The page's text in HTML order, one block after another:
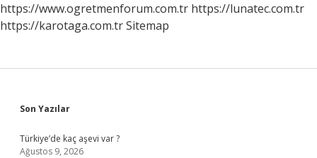
https://www.ogretmenforum.com.tr https://lunatec.com.tr
https://karotaga.com.trSitemap
Sidebar
Son Yazılar
Türkiye’de kaç aşevi var ?
Ağustos 9, 2026